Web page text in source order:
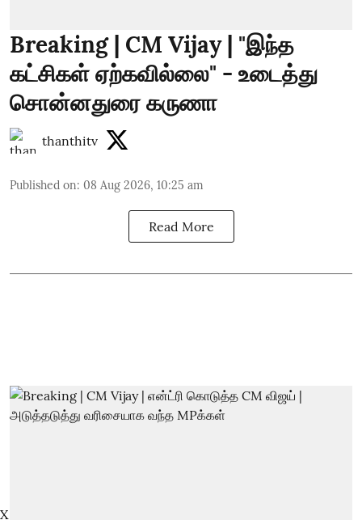
Breaking | CM Vijay | "இந்த
கட்சிகள் ஏற்கவில்லை" - உடைத்து
சொன்னதுரை கருணா
thanthitv
Published on: 08 Aug 2026, 10:25 am
Read More
X